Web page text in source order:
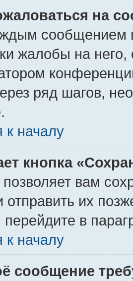
на
сообщением
жалобы на
ряд шагов,
к началу
кнопка
вам
отправить их
в
к началу
сообщение